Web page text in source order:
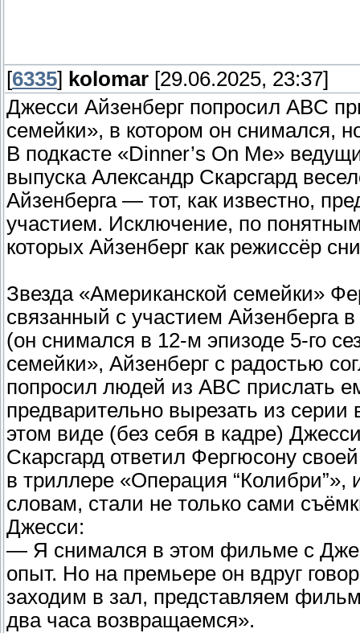
[6335] kolomar [29.06.2025, 23:37]
Джесси Айзенберг попросил ABC
семейки», в котором он снимался,
В подкасте «Dinner’s On Me»
выпуска Александр Скарсгард
Айзенберга — тот, как известно,
участием. Исключение, по
которых Айзенберг как режиссёр
Звезда «Американской семейки»
связанный с участием Айзенберга
(он снимался в 12-м эпизоде 5-го
семейки», Айзенберг с радостью
попросил людей из ABC прислать
предварительно вырезать из
этом виде (без себя в кадре)
Скарсгард ответил Фергюсону
в триллере «Операция
словам, стали не только сами
Джесси:
— Я снимался в этом фильме с
опыт. Но на премьере он вдруг
заходим в зал, представляем
два часа возвращаемся».